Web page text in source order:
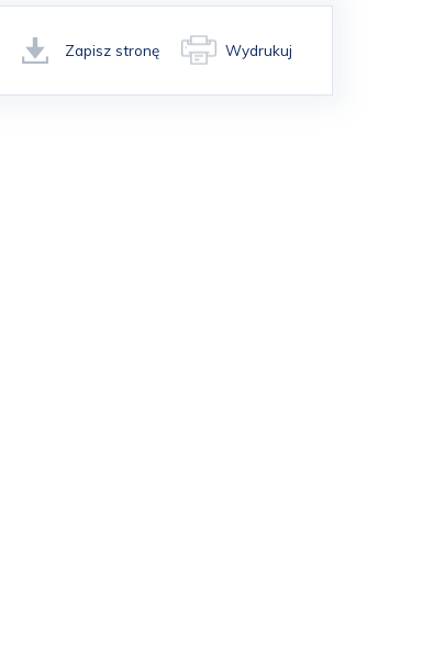
Zapisz stronę Wydrukuj